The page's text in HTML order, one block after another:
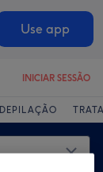
Use app
INICIAR SESSÃO
DEPILAÇÃO